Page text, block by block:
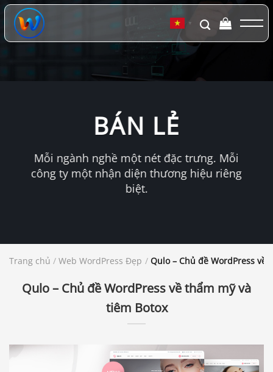
Chuyển
đến
dung
▼
BÁN LẺ
Mỗi ngành nghề một nét đặc trưng. Mỗi
công ty một nhận diện thương hiệu riêng
biệt.
Trang chủ / Web WordPress Đẹp / Qulo – Chủ đề WordPress về
Qulo – Chủ đề WordPress về thẩm mỹ và
tiêm Botox